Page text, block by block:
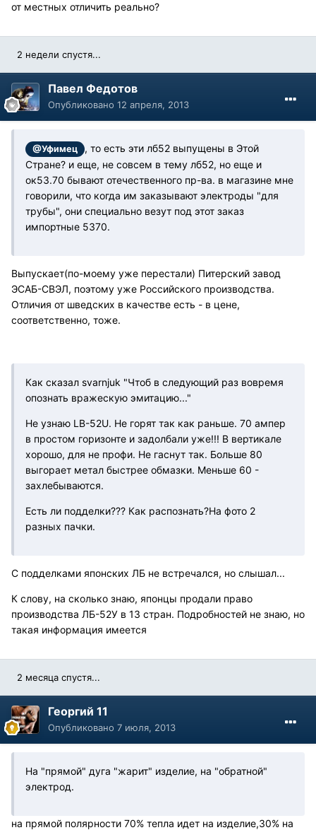
от местных отличить реально?
2 недели спустя...
Павел Федотов
Опубликовано 12 апреля, 2013
@Уфимец
, то есть эти лб52 выпущены в Этой
Стране? и еще, не совсем в тему лб52, но еще и
ок53.70 бывают отечественного пр-ва. в магазине мне
говорили, что когда им заказывают электроды "для
трубы", они специально везут под этот заказ
импортные 5370.
Выпускает(по-моему уже перестали) Питерский завод
ЭСАБ-СВЭЛ, поэтому уже Российского производства.
Отличия от шведских в качестве есть - в цене,
соответственно, тоже.
Как сказал svarnjuk "Чтоб в следующий раз вовремя
опознать вражескую эмитацию..."
Не узнаю LB-52U. Не горят так как раньше. 70 ампер
в простом горизонте и задолбали уже!!! В вертикале
хорошо, для не профи. Не гаснут так. Больше 80
выгорает метал быстрее обмазки. Меньше 60 -
захлебываются.
Есть ли подделки??? Как распознать?На фото 2
разных пачки.
С подделками японских ЛБ не встречался, но слышал...
К слову, на сколько знаю, японцы продали право
производства ЛБ-52У в 13 стран. Подробностей не знаю, но
такая информация имеется
2 месяца спустя...
Георгий 11
Опубликовано 7 июля, 2013
На "прямой" дуга "жарит" изделие, на "обратной"
электрод.
на прямой полярности 70% тепла идет на изделие,30% на